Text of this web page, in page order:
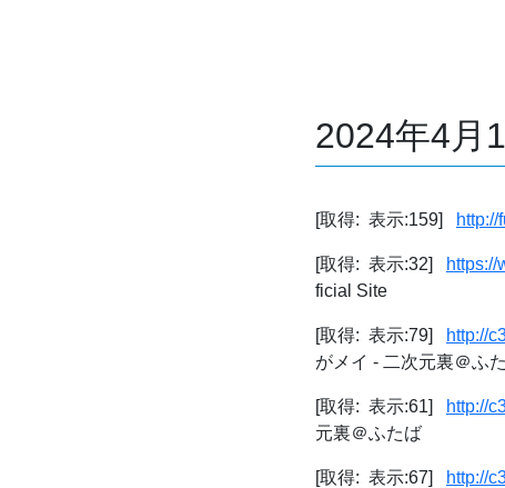
2024年4月
[取得: 表示:159]
[取得: 表示:32]
ficial Site
[取得: 表示:79] http://
がメイ - 二次元裏＠ふ
[取得: 表示:61] http://
元裏＠ふたば
[取得: 表示:67] http://